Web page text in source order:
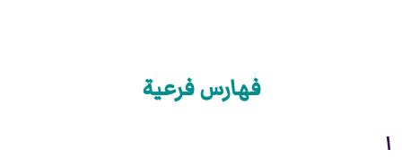
فهارس فرعية
ا